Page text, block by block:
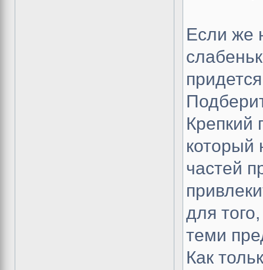
Если же
Крепкий
который
частей
для
теми
Как